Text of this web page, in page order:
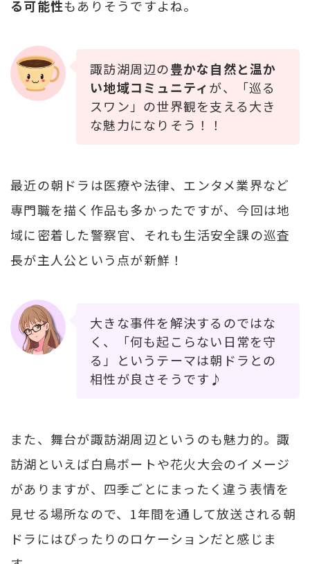
る可能性もありそうですよね。
諏訪湖周辺の豊かな自然と温か
い地域コミュニティが、「巡る
スワン」の世界観を支える大き
な魅力になりそう！！
最近の朝ドラは医療や法律、エンタメ業界など
専門職を描く作品も多かったですが、今回は地
域に密着した警察官、それも生活安全課の巡査
長が主人公という点が新鮮！
大きな事件を解決するのではな
く、「何も起こらない日常を守
る」というテーマは朝ドラとの
相性が良さそうです♪
また、舞台が諏訪湖周辺というのも魅力的。諏
訪湖といえば白鳥ボートや花火大会のイメージ
がありますが、四季ごとにまったく違う表情を
見せる場所なので、1年間を通して放送される朝
ドラにはぴったりのロケーションだと感じま